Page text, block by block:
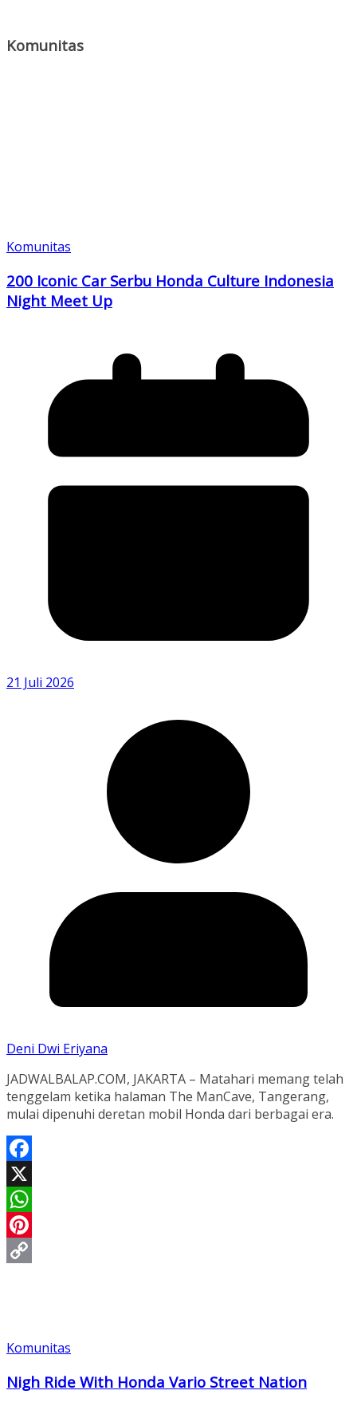
Komunitas
Komunitas
200 Iconic Car Serbu Honda Culture Indonesia
Night Meet Up
21 Juli 2026
Deni Dwi Eriyana
JADWALBALAP.COM, JAKARTA – Matahari memang telah
tenggelam ketika halaman The ManCave, Tangerang,
mulai dipenuhi deretan mobil Honda dari berbagai era.
Facebook
X
WhatsApp
Pinterest
Komunitas
Nigh Ride With Honda Vario Street Nation